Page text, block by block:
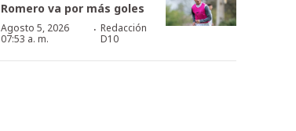
Romero va por más goles
Agosto 5, 2026
07:53 a. m.
· Redacción
D10